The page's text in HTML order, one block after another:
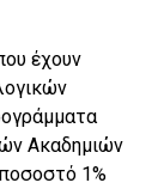
έχουν
Ακαδημιών
1%